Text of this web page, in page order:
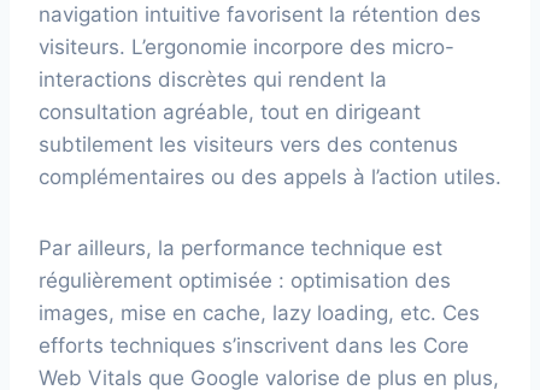
navigation intuitive favorisent la rétention des
visiteurs. L’ergonomie incorpore des micro-
interactions discrètes qui rendent la
consultation agréable, tout en dirigeant
subtilement les visiteurs vers des contenus
complémentaires ou des appels à l’action utiles.
Par ailleurs, la performance technique est
régulièrement optimisée : optimisation des
images, mise en cache, lazy loading, etc. Ces
efforts techniques s’inscrivent dans les Core
Web Vitals que Google valorise de plus en plus,